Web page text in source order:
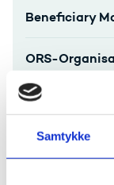
Samtykke
Beneficiary
ORS-
Formidling af
Final report